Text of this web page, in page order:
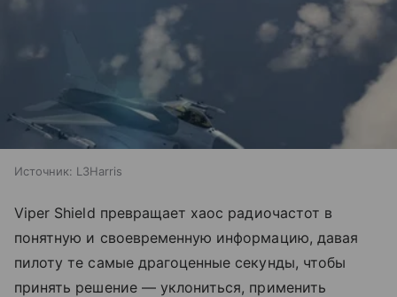
Источник: L3Harris
Viper Shield превращает хаос радиочастот в
понятную и своевременную информацию, давая
пилоту те самые драгоценные секунды, чтобы
принять решение — уклониться, применить